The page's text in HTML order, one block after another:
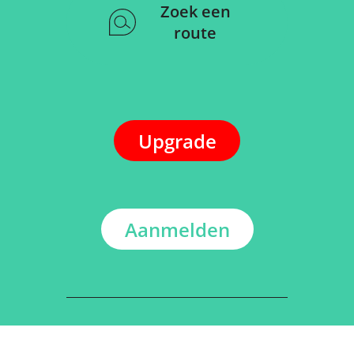
Zoek een
route
Upgrade
Aanmelden